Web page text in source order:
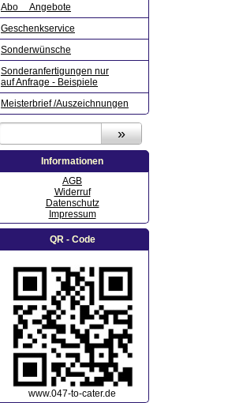
Abo Angebote
Geschenkservice
Sonderwünsche
Sonderanfertigungen nur
auf Anfrage - Beispiele
Meisterbrief /Auszeichnungen
Informationen
AGB
Widerruf
Datenschutz
Impressum
QR - Code
www.047-to-cater.de